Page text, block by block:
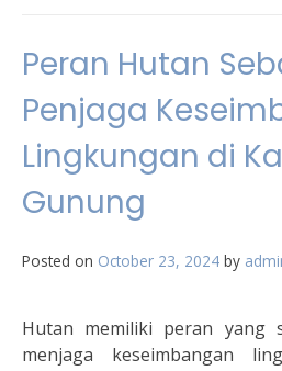
Peran Hutan
Penjaga
Lingkungan di
Gunung
Posted on October 23, 2024 by
Hutan memiliki peran yang
menjaga keseimbangan